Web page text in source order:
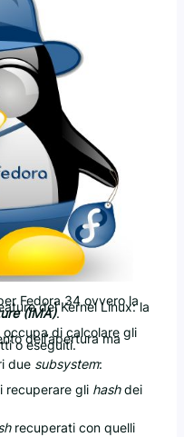
Fedora 34 ovvero la
del Kernel Linux: la
(IMA).
di calcolare gli
dell’apertura ma
o eseguiti.
due subsystem:
recuperare gli hashdei
recuperati con quelli